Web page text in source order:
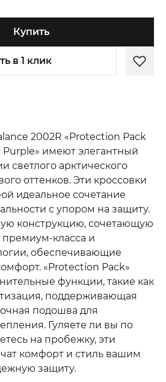
Купить
в 1 клик
2002R «Protection Pack
имеют элегантный
светлого арктического
оттенков. Эти кроссовки
идеальное сочетание
с упором на защиту.
конструкцию, сочетающую
класса и
обеспечивающие
«Protection Pack»
функции, такие как
поддерживающая
подошва для
Гуляете ли вы по
на пробежку, эти
комфорт и стиль вашим
защиту.